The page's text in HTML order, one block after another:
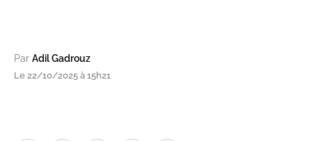
Par Adil Gadrouz
Le 22/10/2025 à 15h21